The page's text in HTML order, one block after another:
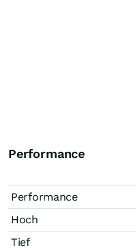
Performance
Performance
Hoch
Tief